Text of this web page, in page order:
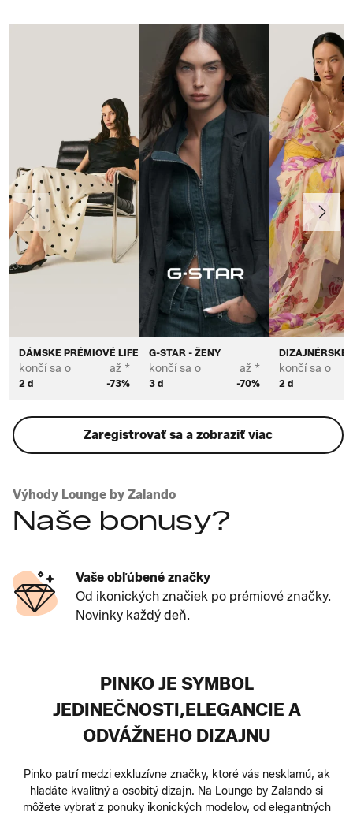
DÁMSKE PRÉMIOVÉ LIFESTYLOVÉ ZNAČKY
končí sa o
2 d
až *
-73%
G-STAR - ŽENY
končí sa o
3 d
až *
-70%
DIZAJNÉRSKE
končí sa o
2 d
Predchádzajúce Ďalej
Zaregistrovať sa a zobraziť viac
Výhody Lounge by Zalando
Naše bonusy?
Vaše obľúbené značky
Od ikonických značiek po prémiové značky.
Novinky každý deň.
PINKO JE SYMBOL
JEDINEČNOSTI,ELEGANCIE A
ODVÁŽNEHO DIZAJNU
Pinko patrí medzi exkluzívne značky, ktoré vás nesklamú, ak
hľadáte kvalitný a osobitý dizajn. Na Lounge by Zalando si
môžete vybrať z ponuky ikonických modelov, od elegantných